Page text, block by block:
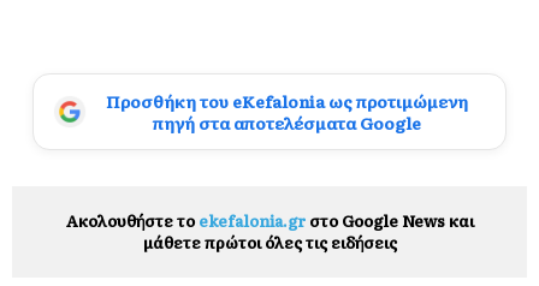
Προσθήκη του eKefalonia ως προτιμώμενη
πηγή στα αποτελέσματα Google
Ακολουθήστε το ekefalonia.grστο Google News και
μάθετε πρώτοι όλες τις ειδήσεις